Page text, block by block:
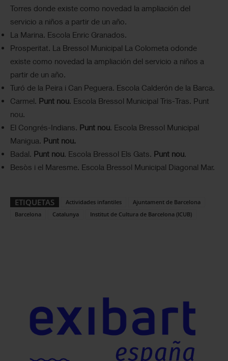
Torres donde existe como novedad la ampliación del
servicio a niños a partir de un año.
La Marina. Escola Enric Granados.
Prosperitat. La Bressol Municipal La Colometa odonde
existe como novedad la ampliación del servicio a niños a
partir de un año.
Turó de la Peira i Can Peguera. Escola Calderón de la Barca.
Carmel. Punt nou. Escola Bressol Municipal Tris-Tras. Punt
nou.
El Congrés-Indians. Punt nou. Escola Bressol Municipal
Manigua. Punt nou.
Badal. Punt nou. Escola Bressol Els Gats. Punt nou.
Besòs i el Maresme. Escola Bressol Municipal Diagonal Mar.
ETIQUETAS Actividades infantiles
Ajuntament de Barcelona
Barcelona
Catalunya Institut de Cultura de Barcelona (ICUB)